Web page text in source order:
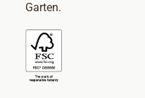
Garten.